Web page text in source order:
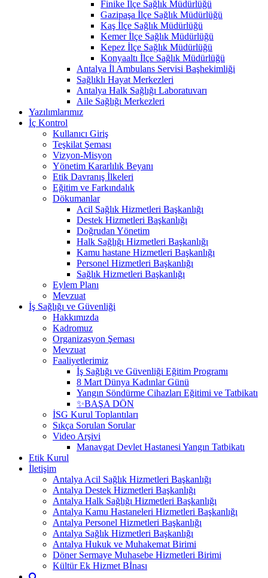
Finike İlçe Sağlık Müdürlüğü
Gazipaşa İlçe Sağlık Müdürlüğü
Kaş İlçe Sağlık Müdürlüğü
Kemer İlçe Sağlık Müdürlüğü
Kepez İlçe Sağlık Müdürlüğü
Konyaaltı İlçe Sağlık Müdürlüğü
Antalya İl Ambulans Servisi Başhekimliği
Sağlıklı Hayat Merkezleri
Antalya Halk Sağlığı Laboratuvarı
Aile Sağlığı Merkezleri
Yazılımlarımız
İç Kontrol
Kullanıcı Giriş
Teşkilat Şeması
Vizyon-Misyon
Yönetim Kararlılık Beyanı
Etik Davranış İlkeleri
Eğitim ve Farkındalık
Dökumanlar
Acil Sağlık Hizmetleri Başkanlığı
Destek Hizmetleri Başkanlığı
Doğrudan Yönetim
Halk Sağlığı Hizmetleri Başkanlığı
Kamu hastane Hizmetleri Başkanlığı
Personel Hizmetleri Başkanlığı
Sağlık Hizmetleri Başkanlığı
Eylem Planı
Mevzuat
İş Sağlığı ve Güvenliği
Hakkımızda
Kadromuz
Organizasyon Şeması
Mevzuat
Faaliyetlerimiz
İş Sağlığı ve Güvenliği Eğitim Programı
8 Mart Dünya Kadınlar Günü
Yangın Söndürme Cihazları Eğitimi ve Tatbikatı
✨BAŞA DÖN
İSG Kurul Toplantıları
Sıkça Sorulan Sorular
Video Arşivi
Manavgat Devlet Hastanesi Yangın Tatbikatı
Etik Kurul
İletişim
Antalya Acil Sağlık Hizmetleri Başkanlığı
Antalya Destek Hizmetleri Başkanlığı
Antalya Halk Sağlığı Hizmetleri Başkanlığı
Antalya Kamu Hastaneleri Hizmetleri Başkanlığı
Antalya Personel Hizmetleri Başkanlığı
Antalya Sağlık Hizmetleri Başkanlığı
Antalya Hukuk ve Muhakemat Birimi
Döner Sermaye Muhasebe Hizmetleri Birimi
Kültür Ek Hizmet Bİnası